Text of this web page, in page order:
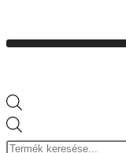
search